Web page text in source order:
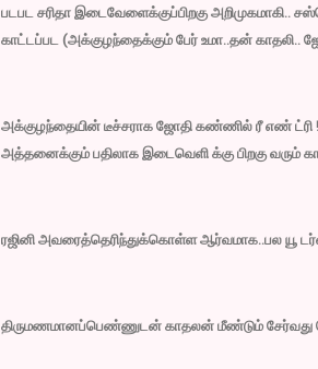
படபட சரிதா இடைவேளைக்குப்பிறகு அறிமுகமாகி..
காட்டப்பட (அக்குழந்தைக்கும் பேர் உமா..தன்
அக்குழந்தையின் டீச்சராக ஜோதி கண்ணில் ரீ எண் ட்ரி !!
அத்தனைக்கும் பதிலாக இடைவெளி க்கு பிறகு வரும்
ரஜினி அவரைத்தெரிந்துக்கொள்ள ஆர்வமாக..பல யூ
திருமணமானப்பெண்ணுடன் காதலன் மீண்டும் சேர்வது